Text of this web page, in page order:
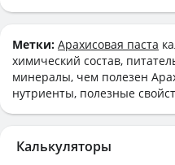
Метки: Арахисовая паста
химический состав,
минералы, чем полезен
нутриенты, полезные
Калькуляторы